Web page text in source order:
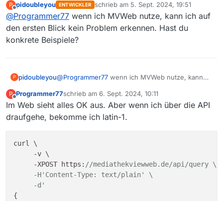
In den letzten Tagen ist mir aufgefallen, dass
die JSON-Ergebnisliste vom API nicht mehr
UTF8-codiert ist, sondern latin1. Der HTTP-
Header ist immer noch
application/json; charset=utf-8
Ist das ein Problem vom Upstream (ARD/ZDF in
meinem Fall), oder wurde serverseitig etwas
geändert?
Ist abzusehen, dass es demnächst wieder UTF-
Mike
P
Offline
pidoubleyou ENTWICKLER schrieb am 5. Sept. 2024, 19:51
zuletzt editiert von
@Programmer77 wenn ich MVWeb nutze, kann ich auf
den ersten Blick kein Problem erkennen. Hast du
konkrete Beispiele?
P pidoubleyou@Programmer77 wenn ich MVWeb nutze, kann
Hast du konkrete Beispiele?
P
Offline
Programmer77schrieb am 6. Sept. 2024, 10:11
zuletzt editiert von
Im Web sieht alles OK aus. Aber wenn ich über die API
draufgehe, bekomme ich latin-1.
curl \
     -v \
     -XPOST https:
//mediathekviewweb.de/api/query \
     -H'Content-Type: text/plain' \
     -d'
{